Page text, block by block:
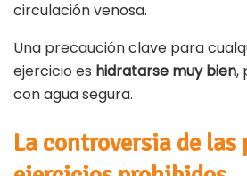
circulación venosa.
Una precaución clave para
ejercicio es hidratarse muy bien,
con agua segura.
La controversia de las